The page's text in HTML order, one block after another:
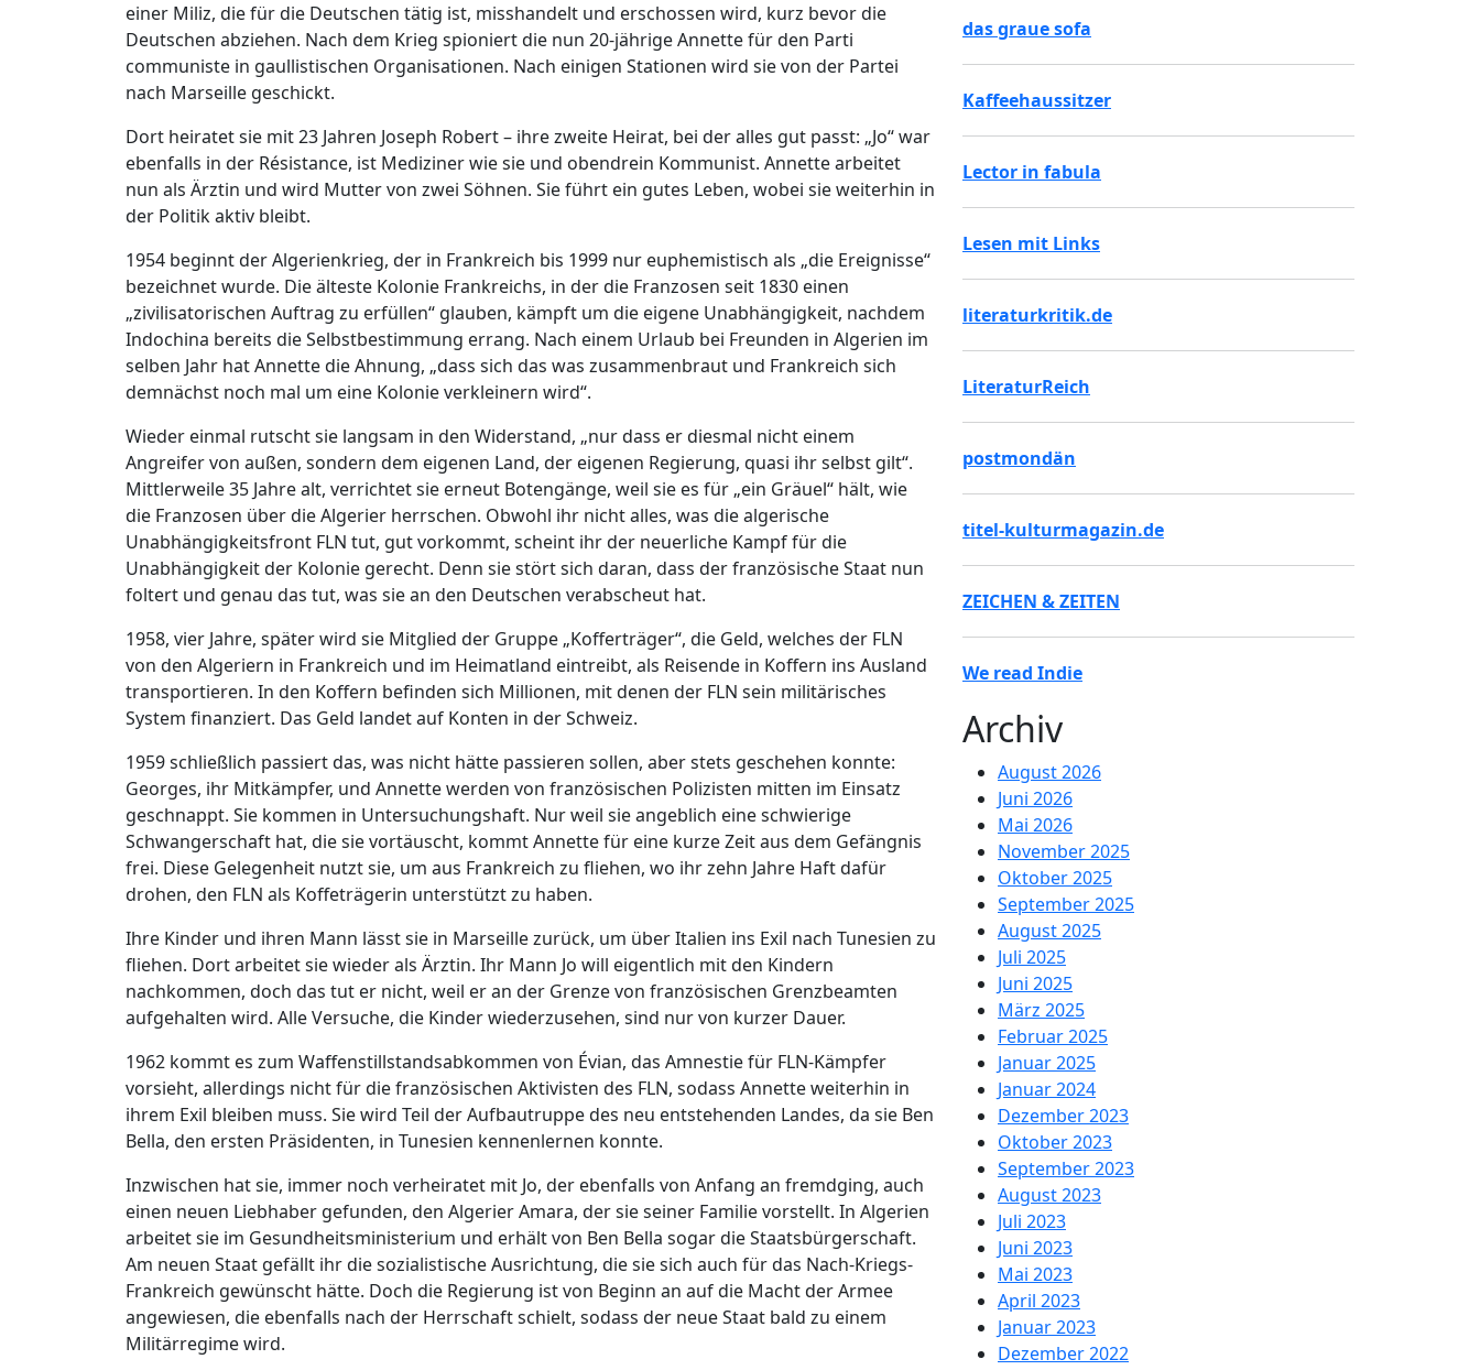
einer Miliz, die für die Deutschen tätig ist, misshandelt und erschossen wird, kurz bevor die
Deutschen abziehen. Nach dem Krieg spioniert die nun 20-jährige Annette für den Parti
communiste in gaullistischen Organisationen. Nach einigen Stationen wird sie von der Partei
nach Marseille geschickt.
Dort heiratet sie mit 23 Jahren Joseph Robert – ihre zweite Heirat, bei der alles gut passt: „Jo“ war
ebenfalls in der Résistance, ist Mediziner wie sie und obendrein Kommunist. Annette arbeitet
nun als Ärztin und wird Mutter von zwei Söhnen. Sie führt ein gutes Leben, wobei sie weiterhin in
der Politik aktiv bleibt.
1954 beginnt der Algerienkrieg, der in Frankreich bis 1999 nur euphemistisch als „die Ereignisse“
bezeichnet wurde. Die älteste Kolonie Frankreichs, in der die Franzosen seit 1830 einen
„zivilisatorischen Auftrag zu erfüllen“ glauben, kämpft um die eigene Unabhängigkeit, nachdem
Indochina bereits die Selbstbestimmung errang. Nach einem Urlaub bei Freunden in Algerien im
selben Jahr hat Annette die Ahnung, „dass sich das was zusammenbraut und Frankreich sich
demnächst noch mal um eine Kolonie verkleinern wird“.
Wieder einmal rutscht sie langsam in den Widerstand, „nur dass er diesmal nicht einem
Angreifer von außen, sondern dem eigenen Land, der eigenen Regierung, quasi ihr selbst gilt“.
Mittlerweile 35 Jahre alt, verrichtet sie erneut Botengänge, weil sie es für „ein Gräuel“ hält, wie
die Franzosen über die Algerier herrschen. Obwohl ihr nicht alles, was die algerische
Unabhängigkeitsfront FLN tut, gut vorkommt, scheint ihr der neuerliche Kampf für die
Unabhängigkeit der Kolonie gerecht. Denn sie stört sich daran, dass der französische Staat nun
foltert und genau das tut, was sie an den Deutschen verabscheut hat.
1958, vier Jahre, später wird sie Mitglied der Gruppe „Kofferträger“, die Geld, welches der FLN
von den Algeriern in Frankreich und im Heimatland eintreibt, als Reisende in Koffern ins Ausland
transportieren. In den Koffern befinden sich Millionen, mit denen der FLN sein militärisches
System finanziert. Das Geld landet auf Konten in der Schweiz.
1959 schließlich passiert das, was nicht hätte passieren sollen, aber stets geschehen konnte:
Georges, ihr Mitkämpfer, und Annette werden von französischen Polizisten mitten im Einsatz
geschnappt. Sie kommen in Untersuchungshaft. Nur weil sie angeblich eine schwierige
Schwangerschaft hat, die sie vortäuscht, kommt Annette für eine kurze Zeit aus dem Gefängnis
frei. Diese Gelegenheit nutzt sie, um aus Frankreich zu fliehen, wo ihr zehn Jahre Haft dafür
drohen, den FLN als Koffeträgerin unterstützt zu haben.
Ihre Kinder und ihren Mann lässt sie in Marseille zurück, um über Italien ins Exil nach Tunesien zu
fliehen. Dort arbeitet sie wieder als Ärztin. Ihr Mann Jo will eigentlich mit den Kindern
nachkommen, doch das tut er nicht, weil er an der Grenze von französischen Grenzbeamten
aufgehalten wird. Alle Versuche, die Kinder wiederzusehen, sind nur von kurzer Dauer.
1962 kommt es zum Waffenstillstandsabkommen von Évian, das Amnestie für FLN-Kämpfer
vorsieht, allerdings nicht für die französischen Aktivisten des FLN, sodass Annette weiterhin in
ihrem Exil bleiben muss. Sie wird Teil der Aufbautruppe des neu entstehenden Landes, da sie Ben
Bella, den ersten Präsidenten, in Tunesien kennenlernen konnte.
Inzwischen hat sie, immer noch verheiratet mit Jo, der ebenfalls von Anfang an fremdging, auch
einen neuen Liebhaber gefunden, den Algerier Amara, der sie seiner Familie vorstellt. In Algerien
arbeitet sie im Gesundheitsministerium und erhält von Ben Bella sogar die Staatsbürgerschaft.
Am neuen Staat gefällt ihr die sozialistische Ausrichtung, die sie sich auch für das Nach-Kriegs-
Frankreich gewünscht hätte. Doch die Regierung ist von Beginn an auf die Macht der Armee
angewiesen, die ebenfalls nach der Herrschaft schielt, sodass der neue Staat bald zu einem
Militärregime wird.
das graue sofa
Kaffeehaussitzer
Lector in fabula
Lesen mit Links
literaturkritik.de
LiteraturReich
postmondän
titel-kulturmagazin.de
ZEICHEN & ZEITEN
We read Indie
Archiv
August 2026
Juni 2026
Mai 2026
November 2025
Oktober 2025
September 2025
August 2025
Juli 2025
Juni 2025
März 2025
Februar 2025
Januar 2025
Januar 2024
Dezember 2023
Oktober 2023
September 2023
August 2023
Juli 2023
Juni 2023
Mai 2023
April 2023
Januar 2023
Dezember 2022